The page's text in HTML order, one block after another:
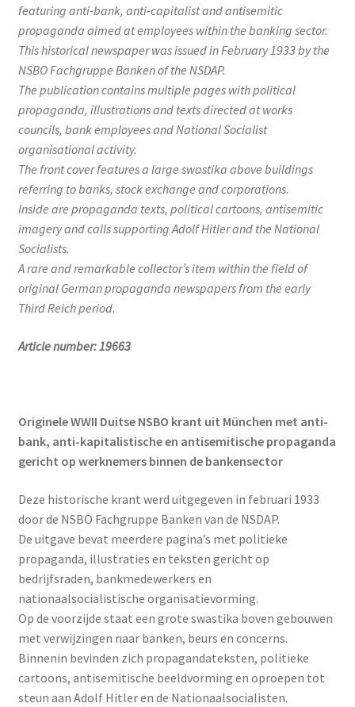
featuring anti-bank, anti-capitalist and antisemitic
propaganda aimed at employees within the banking sector.
This historical newspaper was issued in February 1933 by the
NSBO Fachgruppe Banken of the NSDAP.
The publication contains multiple pages with political
propaganda, illustrations and texts directed at works
councils, bank employees and National Socialist
organisational activity.
The front cover features a large swastika above buildings
referring to banks, stock exchange and corporations.
Inside are propaganda texts, political cartoons, antisemitic
imagery and calls supporting Adolf Hitler and the National
Socialists.
A rare and remarkable collector’s item within the field of
original German propaganda newspapers from the early
Third Reich period.
Article number: 19663
Originele WWII Duitse NSBO krant uit München met anti-
bank, anti-kapitalistische en antisemitische propaganda
gericht op werknemers binnen de bankensector
Deze historische krant werd uitgegeven in februari 1933
door de NSBO Fachgruppe Banken van de NSDAP.
De uitgave bevat meerdere pagina’s met politieke
propaganda, illustraties en teksten gericht op
bedrijfsraden, bankmedewerkers en
nationaalsocialistische organisatievorming.
Op de voorzijde staat een grote swastika boven gebouwen
met verwijzingen naar banken, beurs en concerns.
Binnenin bevinden zich propagandateksten, politieke
cartoons, antisemitische beeldvorming en oproepen tot
steun aan Adolf Hitler en de Nationaalsocialisten.